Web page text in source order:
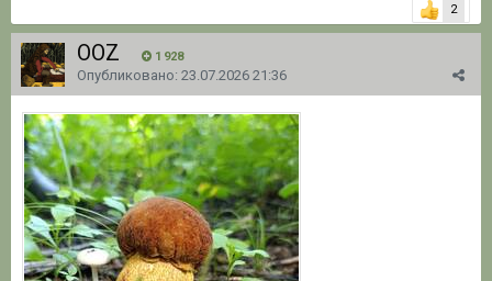
2
OOZ 1 928
Опубликовано: 23.07.2026 21:36